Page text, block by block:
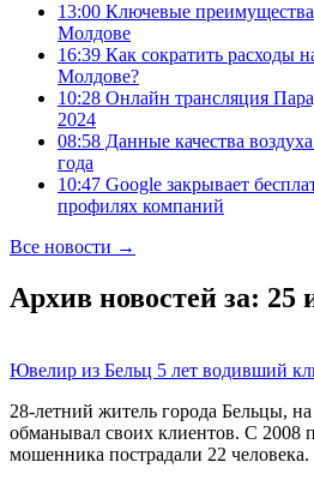
13:00 Ключевые
Молдове
16:39 Как сократить расходы
Молдове?
10:28 Онлайн трансляция
2024
08:58 Данные качества
года
10:47 Google закрывает
профилях компаний
Все новости →
Архив новостей за: 25
Ювелир из Бельц 5 лет водивший
28-летний житель города Бельцы,
обманывал своих клиентов. С 2008
мошенника пострадали 22 человека.